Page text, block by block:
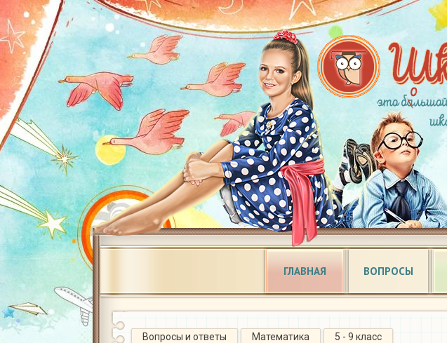
ГЛАВНАЯ ВОПРОСЫ
Вопросы и ответы Математика 5 - 9 класс